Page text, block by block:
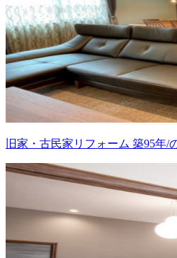
旧家・古民家リフォーム 築95年/